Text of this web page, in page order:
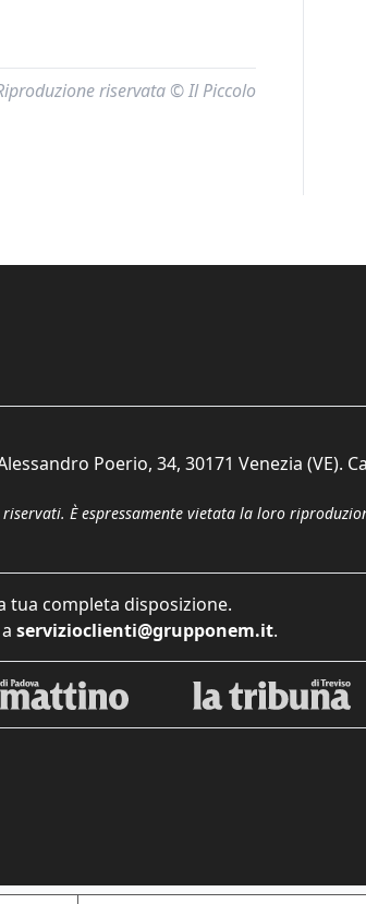
riservata © Il Piccolo
Poerio, 34, 30171 Venezia (VE).
È espressamente vietata la loro
tua completa disposizione.
servizioclienti@grupponem.it.